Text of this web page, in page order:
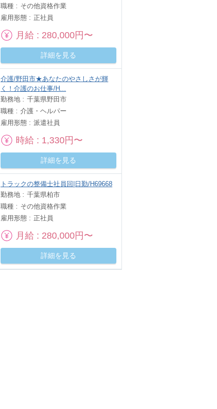
職種
その他資格作業
雇用形態
正社員
月給 280,000円〜
詳細を見る
介護/野田市★あなたのやさしさが輝
く！介護のお仕事/H...
勤務地
千葉県野田市
職種
介護・ヘルパー
雇用形態
派遣社員
時給 1,330円〜
詳細を見る
トラックの整備士社員回|日勤/H69668
勤務地
千葉県柏市
職種
その他資格作業
雇用形態
正社員
月給 280,000円〜
詳細を見る